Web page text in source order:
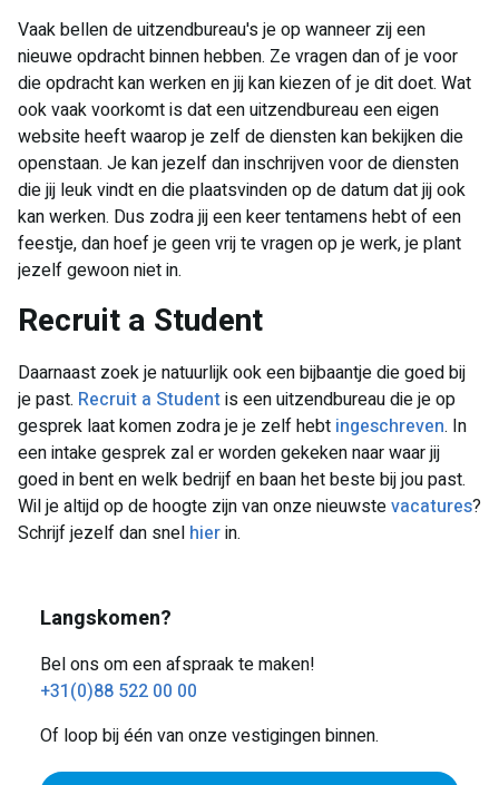
Vaak bellen de uitzendbureau's je op wanneer zij een
nieuwe opdracht binnen hebben. Ze vragen dan of je voor
die opdracht kan werken en jij kan kiezen of je dit doet. Wat
ook vaak voorkomt is dat een uitzendbureau een eigen
website heeft waarop je zelf de diensten kan bekijken die
openstaan. Je kan jezelf dan inschrijven voor de diensten
die jij leuk vindt en die plaatsvinden op de datum dat jij ook
kan werken. Dus zodra jij een keer tentamens hebt of een
feestje, dan hoef je geen vrij te vragen op je werk, je plant
jezelf gewoon niet in.
Recruit a Student
Daarnaast zoek je natuurlijk ook een bijbaantje die goed bij
je past. Recruit a Studentis een uitzendbureau die je op
gesprek laat komen zodra je je zelf hebt ingeschreven. In
een intake gesprek zal er worden gekeken naar waar jij
goed in bent en welk bedrijf en baan het beste bij jou past.
Wil je altijd op de hoogte zijn van onze nieuwstevacatures?
Schrijf jezelf dan snel hierin.
Langskomen?
Bel ons om een afspraak te maken!
+31(0)88 522 00 00
Of loop bij één van onze vestigingen binnen.